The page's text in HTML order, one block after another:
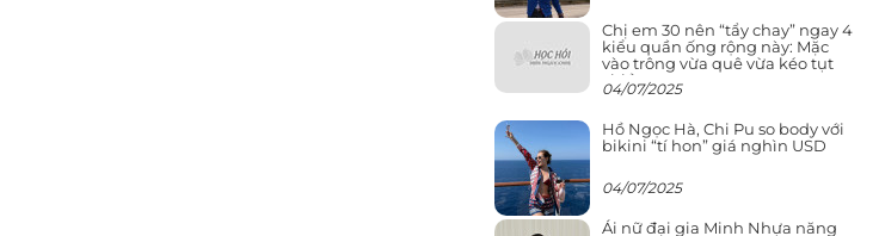
Chị em 30 nên “tẩy chay” ngay 4
kiểu quần ống rộng này: Mặc
vào trông vừa quê vừa kéo tụt
chiều cao
04/07/2025
Hồ Ngọc Hà, Chi Pu so body với
bikini “tí hon” giá nghìn USD
04/07/2025
Ái nữ đại gia Minh Nhựa năng